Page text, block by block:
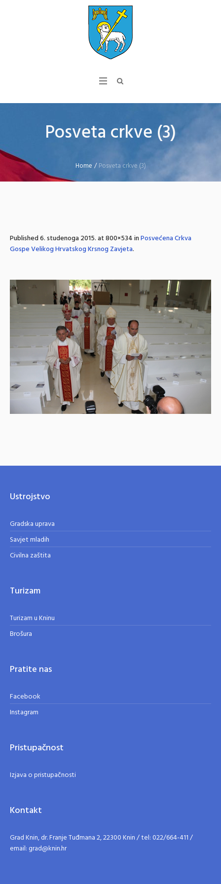
Posveta crkve (3)
Home /Posveta crkve (3)
Published6. studenoga 2015.at 800×534 inPosvećena Crkva
Gospe Velikog Hrvatskog Krsnog Zavjeta.
Ustrojstvo
Gradska uprava
Savjet mladih
Civilna zaštita
Turizam
Turizam u Kninu
Brošura
Pratite nas
Facebook
Instagram
Pristupačnost
Izjava o pristupačnosti
Kontakt
Grad Knin, dr. Franje Tuđmana 2, 22300 Knin / tel: 022/664-411 /
email: grad@knin.hr